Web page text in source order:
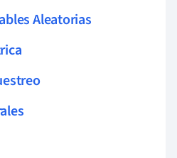
Aleatorias